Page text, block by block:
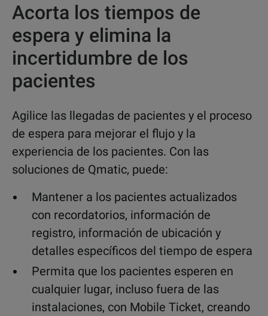
Acorta los tiempos de
espera y elimina la
incertidumbre de los
pacientes
Agilice las llegadas de pacientes y el proceso
de espera para mejorar el flujo y la
experiencia de los pacientes. Con las
soluciones de Qmatic, puede:
Mantener a los pacientes actualizados
con recordatorios, información de
registro, información de ubicación y
detalles específicos del tiempo de espera
Permita que los pacientes esperen en
cualquier lugar, incluso fuera de las
instalaciones, con Mobile Ticket, creando